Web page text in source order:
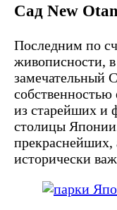
Сад New
Последним по
живописности,
замечательный
из старейших и
столицы
прекраснейших,
исторически